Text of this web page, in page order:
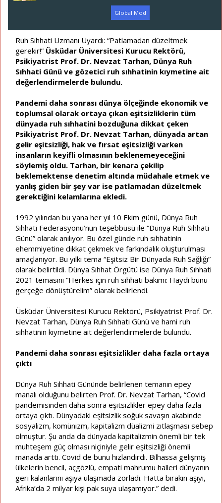
ş
t
r
i
h
i
Global Mod
Ruh Sıhhati Uzmanı Uyardı: “Patlamadan düzeltmek
gerekir!” Üsküdar Üniversitesi Kurucu Rektörü,
Psikiyatrist Prof. Dr. Nevzat Tarhan, Dünya Ruh
Sıhhati Günü ve gözetici ruh sıhhatinin kıymetine ait
değerlendirmelerde bulundu.
Pandemi daha sonrası dünya ölçeğinde ekonomik ve
toplumsal olarak ortaya çıkan eşitsizliklerin tüm
dünyada ruh sıhhatini bozduğuna dikkat çeken
Psikiyatrist Prof. Dr. Nevzat Tarhan, dünyada artan
gelir eşitsizliği, hak ve fırsat eşitsizliği varken
insanların keyifli olmasının beklenemeyeceğini
söylemiş oldu. Tarhan, bir kenara çekilip
beklemektense denetim altında müdahale etmek ve
yanlış giden bir şey var ise patlamadan düzeltmek
gerektiğini kelamlarına ekledi.
1992 yılından bu yana her yıl 10 Ekim günü, Dünya Ruh
Sıhhati Federasyonu’nun teşebbüsü ile “Dünya Ruh Sıhhati
Günü” olarak anılıyor. Bu özel günde ruh sıhhatinin
ehemmiyetine dikkat çekmek ve farkındalık oluşturulması
amaçlanıyor. Bu yılki tema “Eşitsiz Bir Dünyada Ruh Sağlığı”
olarak belirtildi. Dünya Sıhhat Örgütü ise Dünya Ruh Sıhhati
2021 temasını “Herkes için ruh sıhhati bakımı: Haydi bunu
gerçeğe dönüştürelim” olarak belirlendi.
Üsküdar Üniversitesi Kurucu Rektörü, Psikiyatrist Prof. Dr.
Nevzat Tarhan, Dünya Ruh Sıhhati Günü ve hami ruh
sıhhatinin kıymetine ait değerlendirmelerde bulundu.
Pandemi daha sonrası eşitsizlikler daha fazla ortaya
çıktı
Dünya Ruh Sıhhati Gününde belirlenen temanın epey
manalı olduğunu belirten Prof. Dr. Nevzat Tarhan, “Covid
pandemisinden daha sonra eşitsizlikler epey daha fazla
ortaya çıktı. Dünyadaki eşitsizlik soğuk savaşın akabinde
sosyalizm, komünizm, kapitalizm düalizmi zıtlaşması sebep
olmuştur. Şu anda da dünyada kapitalizmin önemli bir tek
muhteşem güç olması niçiniyle gelir eşitsizliği önemli
manada arttı. Covid de bunu hızlandırdı. Bilhassa gelişmiş
ülkelerin bencil, açgözlü, empati mahrumu halleri dünyanın
geri kalanlarını aşıya ulaşmada zorladı. Hatta bırakın aşıyı,
Afrika’da 2 milyar kişi pak suya ulaşamıyor.” dedi.